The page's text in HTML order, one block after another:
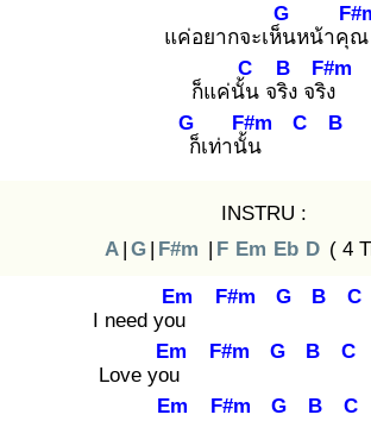
แค่อยากจะเห็น
G
หน้าคุณ
ก็แค่นั้น
C
จริง
B
จริง
F#m
ก็
G
เท่านั้น
F#m C B
INSTRU :
A | G | F#m | F Em Eb D ( 4
I need you
Em F#m G B C
Love you
Em F#m G B C
Em F#m G B C